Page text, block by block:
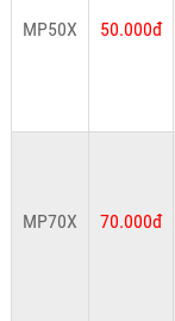
MP50X 50.000đ
MP70X 70.000đ